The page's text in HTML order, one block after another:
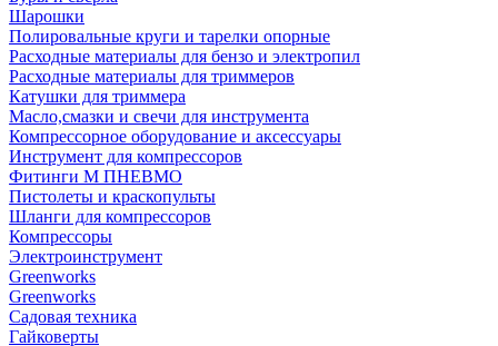
Шарошки
Полировальные круги и тарелки опорные
Расходные материалы для бензо и электропил
Расходные материалы для триммеров
Катушки для триммера
Масло,смазки и свечи для инструмента
Компрессорное оборудование и аксессуары
Инструмент для компрессоров
Фитинги М ПНЕВМО
Пистолеты и краскопульты
Шланги для компрессоров
Компрессоры
Электроинструмент
Greenworks
Greenworks
Садовая техника
Гайковерты